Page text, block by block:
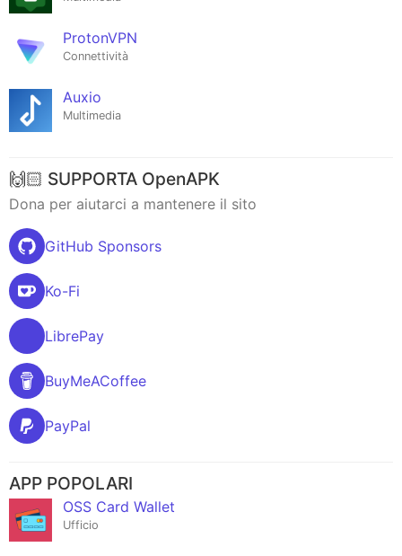
ProtonVPN
Connettività
Auxio
Multimedia
🙌🏻 SUPPORTA OpenAPK
Dona per aiutarci a mantenere il sito
GitHub Sponsors
Ko-Fi
LibrePay
BuyMeACoffee
PayPal
APP POPOLARI
OSS Card Wallet
Ufficio